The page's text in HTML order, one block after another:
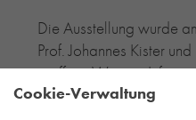
Die Ausstellung wurde
Prof. Johannes Kister
eröffnet. Weitere
Impressionen von der
Cookie-Verwaltung